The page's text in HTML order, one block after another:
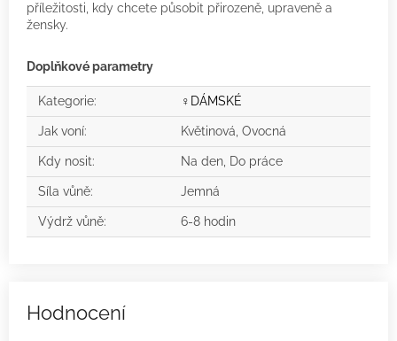
příležitosti, kdy chcete působit přirozeně, upraveně a
žensky.
Doplňkové parametry
Kategorie: ♀️DÁMSKÉ
Jak voní: Květinová, Ovocná
Kdy nosit: Na den, Do práce
Síla vůně: Jemná
Výdrž vůně: 6-8 hodin